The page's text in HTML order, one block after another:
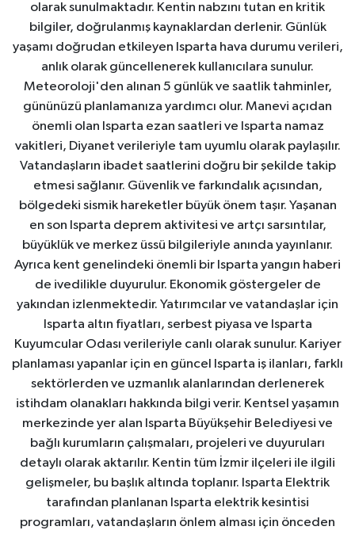
olarak sunulmaktadır. Kentin nabzını tutan en kritik
bilgiler, doğrulanmış kaynaklardan derlenir. Günlük
yaşamı doğrudan etkileyen Isparta hava durumu verileri,
anlık olarak güncellenerek kullanıcılara sunulur.
Meteoroloji'den alınan 5 günlük ve saatlik tahminler,
gününüzü planlamanıza yardımcı olur. Manevi açıdan
önemli olan Isparta ezan saatleri ve Isparta namaz
vakitleri, Diyanet verileriyle tam uyumlu olarak paylaşılır.
Vatandaşların ibadet saatlerini doğru bir şekilde takip
etmesi sağlanır. Güvenlik ve farkındalık açısından,
bölgedeki sismik hareketler büyük önem taşır. Yaşanan
en son Isparta deprem aktivitesi ve artçı sarsıntılar,
büyüklük ve merkez üssü bilgileriyle anında yayınlanır.
Ayrıca kent genelindeki önemli bir Isparta yangın haberi
de ivedilikle duyurulur. Ekonomik göstergeler de
yakından izlenmektedir. Yatırımcılar ve vatandaşlar için
Isparta altın fiyatları, serbest piyasa ve Isparta
Kuyumcular Odası verileriyle canlı olarak sunulur. Kariyer
planlaması yapanlar için en güncel Isparta iş ilanları, farklı
sektörlerden ve uzmanlık alanlarından derlenerek
istihdam olanakları hakkında bilgi verir. Kentsel yaşamın
merkezinde yer alan Isparta Büyükşehir Belediyesi ve
bağlı kurumların çalışmaları, projeleri ve duyuruları
detaylı olarak aktarılır. Kentin tüm İzmir ilçeleri ile ilgili
gelişmeler, bu başlık altında toplanır. Isparta Elektrik
tarafından planlanan Isparta elektrik kesintisi
programları, vatandaşların önlem alması için önceden